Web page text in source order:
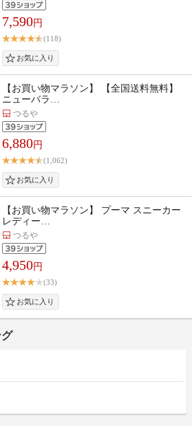
7,590円
(118)
【お買い物マラソン】 【全国送料無料】
ニューバラ…
つるや
6,880円
(1,062)
【お買い物マラソン】 プーマ スニーカー
レディー…
つるや
4,950円
(33)